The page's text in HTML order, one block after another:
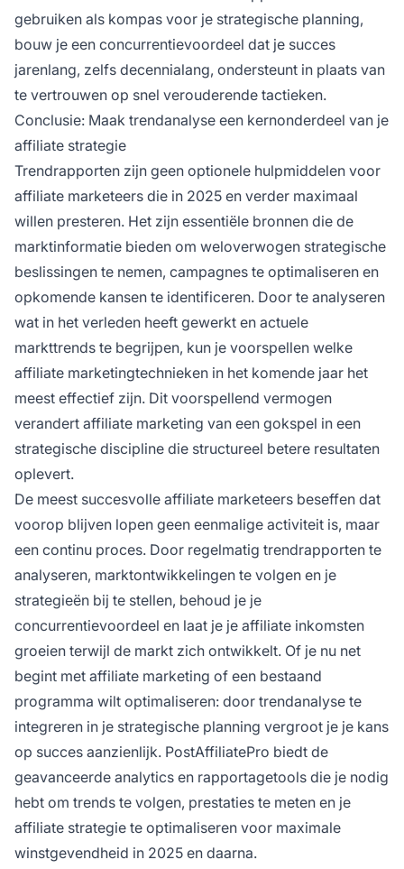
gebruiken als kompas voor je strategische planning,
bouw je een concurrentievoordeel dat je succes
jarenlang, zelfs decennialang, ondersteunt in plaats van
te vertrouwen op snel verouderende tactieken.
Conclusie: Maak trendanalyse een kernonderdeel van je
affiliate strategie
Trendrapporten zijn geen optionele hulpmiddelen voor
affiliate marketeers die in 2025 en verder maximaal
willen presteren. Het zijn essentiële bronnen die de
marktinformatie bieden om weloverwogen strategische
beslissingen te nemen, campagnes te optimaliseren en
opkomende kansen te identificeren. Door te analyseren
wat in het verleden heeft gewerkt en actuele
markttrends te begrijpen, kun je voorspellen welke
affiliate marketingtechnieken in het komende jaar het
meest effectief zijn. Dit voorspellend vermogen
verandert affiliate marketing van een gokspel in een
strategische discipline die structureel betere resultaten
oplevert.
De meest succesvolle affiliate marketeers beseffen dat
voorop blijven lopen geen eenmalige activiteit is, maar
een continu proces. Door regelmatig trendrapporten te
analyseren, marktontwikkelingen te volgen en je
strategieën bij te stellen, behoud je je
concurrentievoordeel en laat je je affiliate inkomsten
groeien terwijl de markt zich ontwikkelt. Of je nu net
begint met affiliate marketing of een bestaand
programma wilt optimaliseren: door trendanalyse te
integreren in je strategische planning vergroot je je kans
op succes aanzienlijk. PostAffiliatePro biedt de
geavanceerde analytics en rapportagetools die je nodig
hebt om trends te volgen, prestaties te meten en je
affiliate strategie te optimaliseren voor maximale
winstgevendheid in 2025 en daarna.